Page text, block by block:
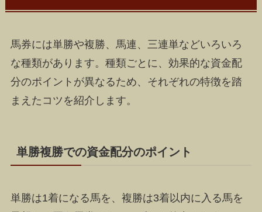
馬券には単勝や複勝、馬連、三連単などいろいろ
な種類があります。種類ごとに、効果的な資金配
分のポイントが異なるため、それぞれの特徴を踏
まえたコツを紹介します。
単勝複勝での資金配分のポイント
単勝は1着になる馬を、複勝は3着以内に入る馬を